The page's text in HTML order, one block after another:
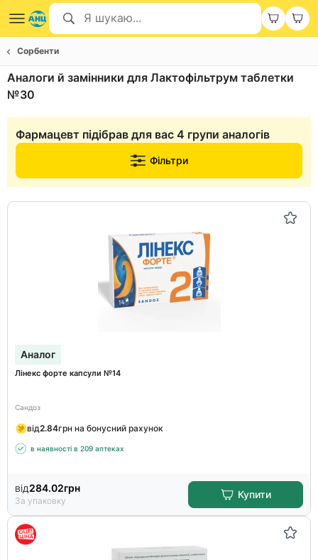
Сорбенти
Аналоги й замінники для Лактофільтрум таблетки
№30
Фармацевт підібрав для вас 4 групи аналогів
Фільтри
Аналог
Лінекс форте капсули №14
Сандоз
від2.84грн на бонусний рахунок
в наявності в 209 аптеках
від284.02грн
За упаковку
Купити